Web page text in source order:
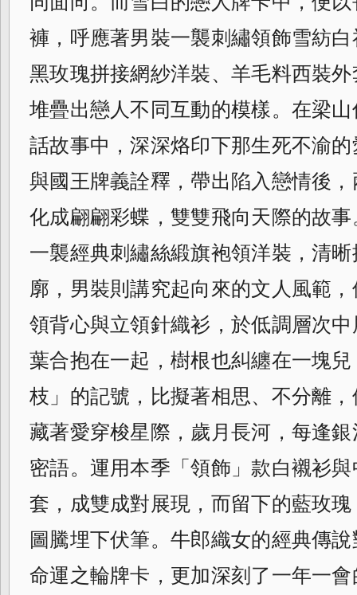
褲，呼應著男裝一襲刺繡領飾雪紡
黑玫瑰拼接網紗洋裝、羊毛料西裝
堆疊出戀人不同互動的模樣。在梁
話故事中，深深烙印下那生死不渝
與國王牌義詮釋，帶出陷入戀情後，
化成翩翩彩蝶，雙雙飛向天際的故
一襲經典刺繡絲緞旗袍領洋裝，清
廓，男裝則講究起向來的文人風範
領背心與立領針織衫，於低調層次
葉合抱在一起，樹根也糾纏在一塊
枝」的記號，比擬著相思、不分離
藏著愛穿梭星際，歲月長河，每逢
密語。 運用本季「領飾」款白襯衫
套， 成雙成對展現，而留下的藍玫
圖騰埋下伏筆。牛郎織女的經典傳
命運之輪牌卡，更加深刻了一年一